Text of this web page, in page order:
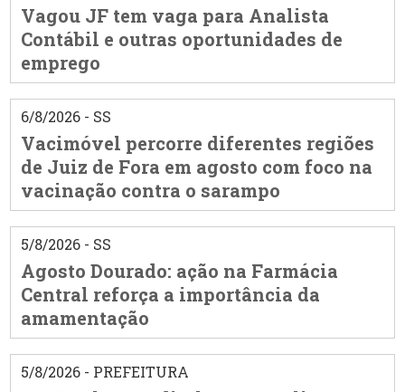
Vagou JF tem vaga para Analista
Contábil e outras oportunidades de
emprego
6/8/2026 - SS
Vacimóvel percorre diferentes regiões
de Juiz de Fora em agosto com foco na
vacinação contra o sarampo
5/8/2026 - SS
Agosto Dourado: ação na Farmácia
Central reforça a importância da
amamentação
5/8/2026 - PREFEITURA